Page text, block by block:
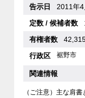
告示日 2011年4
定数 / 候補者数
有権者数
行政区
裾野市
関連情報
（ご注意）主な肩